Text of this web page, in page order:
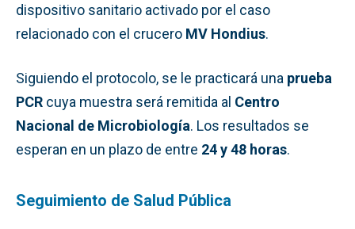
dispositivo sanitario activado por el caso
relacionado con el crucero MV Hondius.
Siguiendo el protocolo, se le practicará una prueba
PCR cuya muestra será remitida al Centro
Nacional de Microbiología. Los resultados se
esperan en un plazo de entre 24 y 48 horas.
Seguimiento de Salud Pública